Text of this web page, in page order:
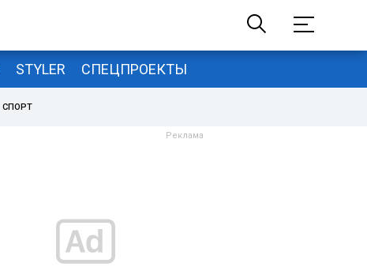
STYLER СПЕЦПРОЕКТЫ
СПОРТ